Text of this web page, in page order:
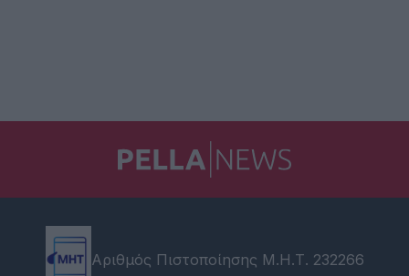
Αριθμός Πιστοποίησης Μ.Η.Τ. 232266